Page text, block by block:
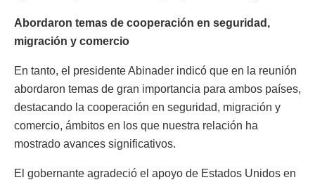
Abordaron temas de cooperación en seguridad,
migración y comercio
En tanto, el presidente Abinader indicó que en la reunión
abordaron temas de gran importancia para ambos países,
destacando la cooperación en seguridad, migración y
comercio, ámbitos en los que nuestra relación ha
mostrado avances significativos.
El gobernante agradeció el apoyo de Estados Unidos en